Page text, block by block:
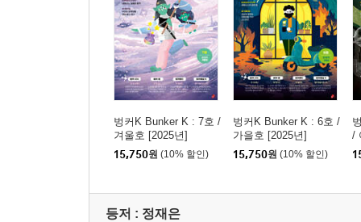
벙커K Bunker K : 7호 /
겨울호 [2025년]
15,750원 (10% 할인)
벙커K Bunker K : 6호 /
가을호 [2025년]
15,750원 (10% 할인)
/
등저 : 정재은